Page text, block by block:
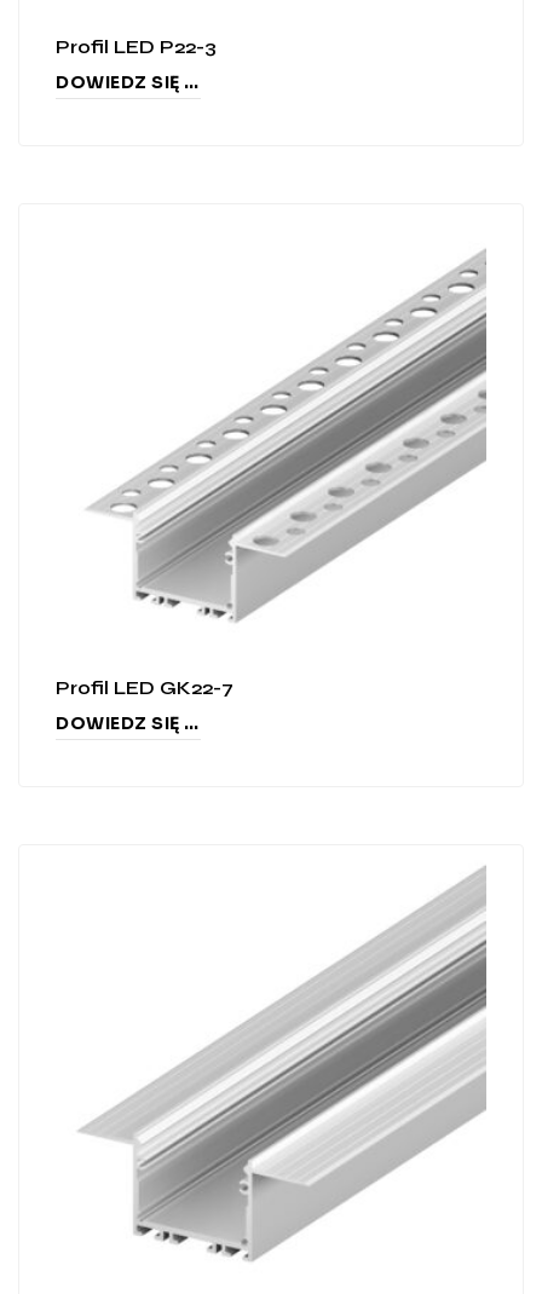
Profil LED P22-3
DOWIEDZ SIĘ WIĘCEJ
Profil LED GK22-7
DOWIEDZ SIĘ WIĘCEJ